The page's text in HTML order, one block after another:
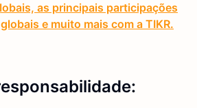
as principais participações
e muito mais com a TIKR.